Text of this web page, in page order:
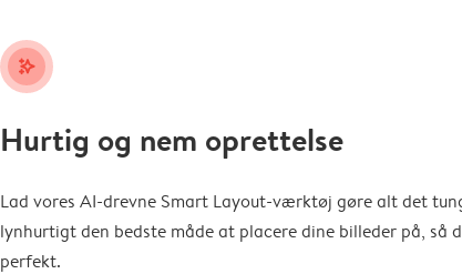
stars_plus
Hurtig og nem oprettelse
Lad vores AI-drevne Smart Layout-værktøj gøre alt det
lynhurtigt den bedste måde at placere dine billeder på, så
perfekt.